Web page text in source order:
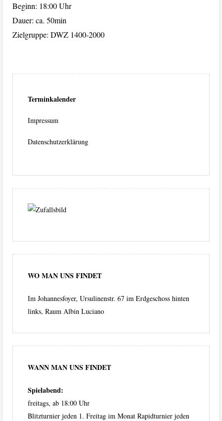
Beginn: 18:00 Uhr
Dauer: ca. 50min
Zielgruppe: DWZ 1400-2000
Terminkalender
Impressum
Datenschutzerklärung
WO MAN UNS FINDET
Im Johannesfoyer, Ursulinenstr. 67 im Erdgeschoss hinten
links, Raum Albin Luciano
WANN MAN UNS FINDET
Spielabend:
freitags, ab 18:00 Uhr
Blitzturnier jeden 1. Freitag im Monat Rapidturnier jeden